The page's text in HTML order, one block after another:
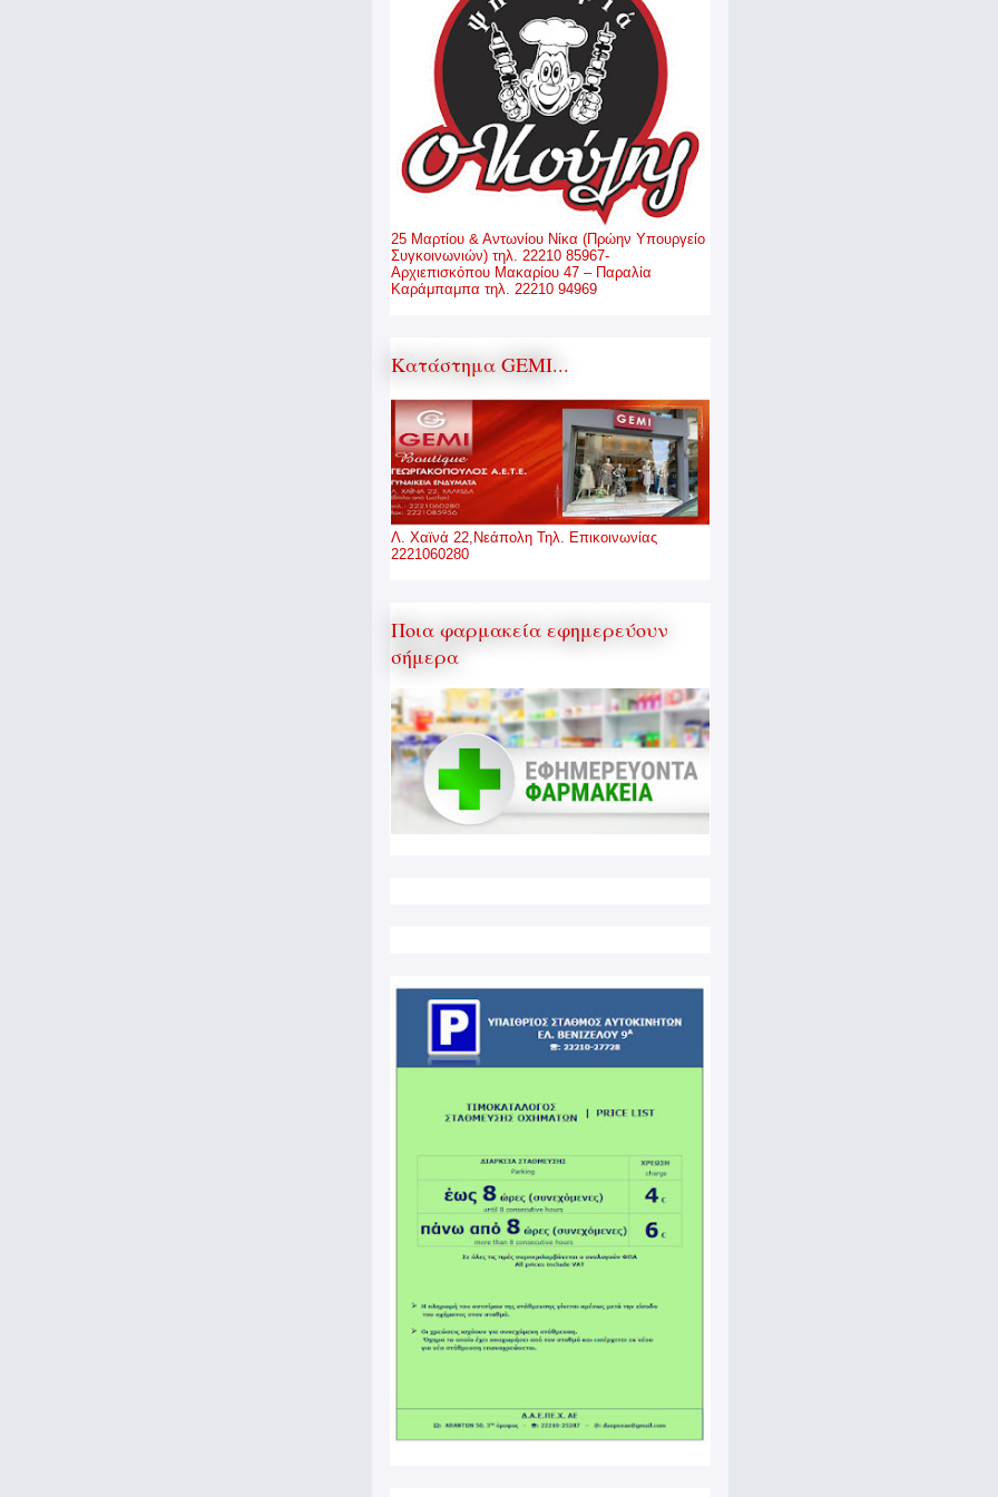
25 Μαρτίου & Αντωνίου Νίκα (Πρώην Υπουργείο
Συγκοινωνιών) τηλ. 22210 85967-
Αρχιεπισκόπου Μακαρίου 47 – Παραλία
Καράμπαμπα τηλ. 22210 94969
Κατάστημα GEMI...
Λ. Χαϊνά 22,Νεάπολη Τηλ. Επικοινωνίας
2221060280
Ποια φαρμακεία εφημερεύουν
σήμερα